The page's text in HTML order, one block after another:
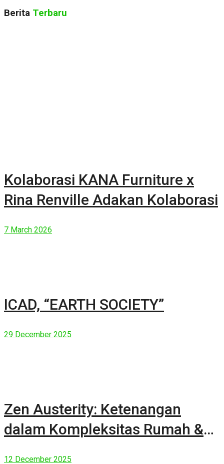
Berita Terbaru
Kolaborasi KANA Furniture x
Rina Renville Adakan Kolaborasi
7 March 2026
ICAD, “EARTH SOCIETY”
29 December 2025
Zen Austerity: Ketenangan
dalam Kompleksitas Rumah &
12 December 2025